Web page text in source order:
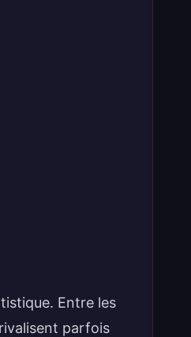
Entre les
parfois